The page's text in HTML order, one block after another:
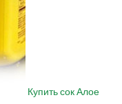
Купить сок Алое